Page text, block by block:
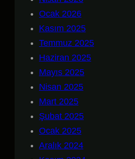
Ocak 2026
Kasım 2025
Temmuz 2025
Haziran 2025
Mayıs 2025
Nisan 2025
Mart 2025
Şubat 2025
Ocak 2025
Aralık 2024